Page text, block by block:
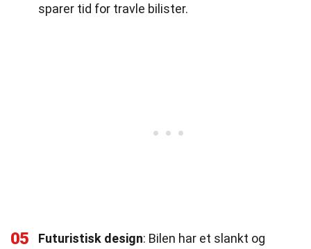
sparer tid for travle bilister.
05 Futuristisk design: Bilen har et slankt og